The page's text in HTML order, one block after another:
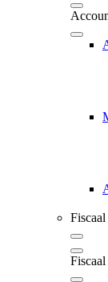
Fiscaal
Fiscaal